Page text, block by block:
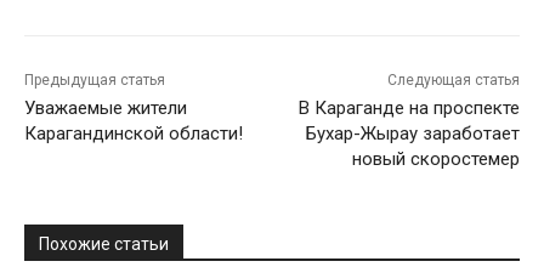
Предыдущая статья
Уважаемые жители
Карагандинской области!
Следующая статья
В Караганде на проспекте
Бухар-Жырау заработает
новый скоростемер
Похожие статьи